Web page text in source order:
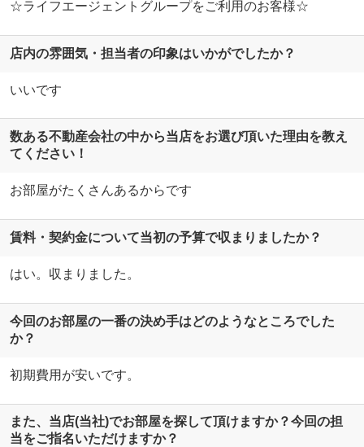
☆ライフエージェントグループをご利用のお客様☆
店内の雰囲気・担当者の印象はいかがでしたか？
いいです
数ある不動産会社の中から当店をお選び頂いた理由を教え
てください！
お部屋がたくさんあるからです
賃料・契約金について当初の予算で収まりましたか？
はい。収まりました。
今回のお部屋の一番の決め手はどのようなところでした
か？
初期費用が安いです。
また、当店(当社)でお部屋を探して頂けますか？今回の担
当をご指名いただけますか？